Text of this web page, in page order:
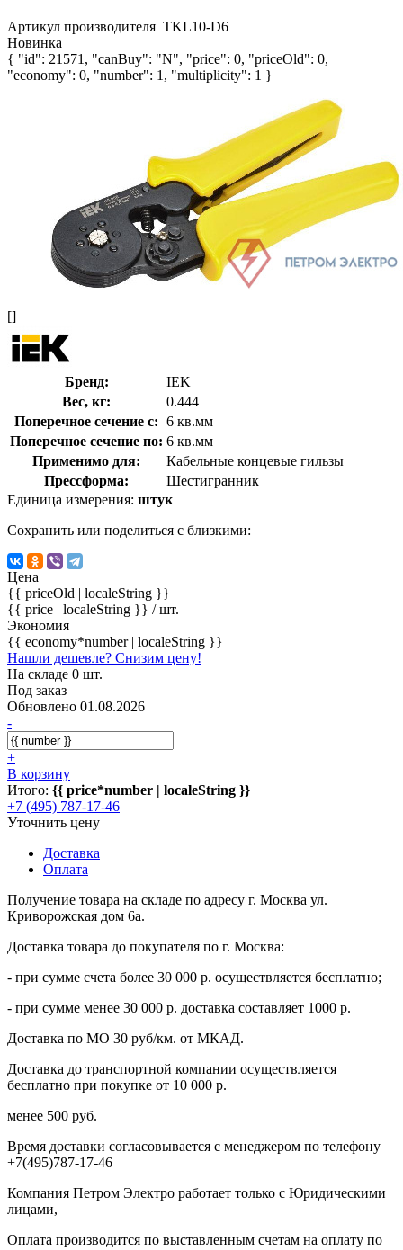
Артикул производителя TKL10-D6
Новинка
{ "id": 21571, "canBuy": "N", "price": 0, "priceOld": 0,
"economy": 0, "number": 1, "multiplicity": 1 }
[]
Бренд:
IEK
Вес, кг:
0.444
Поперечное сечение с: 6 кв.мм
Поперечное сечение по: 6 кв.мм
Применимо для:
Кабельные концевые гильзы
Прессформа:
Шестигранник
Единица измерения: штук
Сохранить или поделиться с близкими:
Цена
{{ priceOld | localeString }}
{{ price | localeString }} / шт.
Экономия
{{ economy*number | localeString }}
Нашли дешевле? Снизим цену!
На складе 0 шт.
Под заказ
Обновлено 01.08.2026
-
+
В корзину
Итого: {{ price*number | localeString }}
+7 (495) 787-17-46
Уточнить цену
Доставка
Оплата
Получение товара на складе по адресу г. Москва ул.
Криворожская дом 6а.
Доставка товара до покупателя по г. Москва:
- при сумме счета более 30 000 р. осуществляется бесплатно;
- при сумме менее 30 000 р. доставка составляет 1000 р.
Доставка по МО 30 руб/км. от МКАД.
Доставка до транспортной компании осуществляется
бесплатно при покупке от 10 000 р.
менее 500 руб.
Время доставки согласовывается с менеджером по телефону
+7(495)787-17-46
Компания Петром Электро работает только с Юридическими
лицами,
Оплата производится по выставленным счетам на оплату по